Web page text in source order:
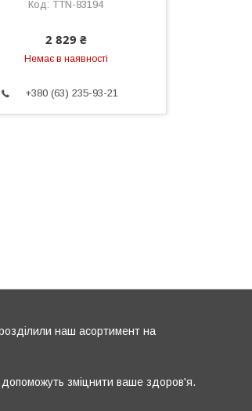
TTN-83194
2 829 ₴
Немає в наявності
+380 (63) 235-93-21
наш асортимент на
допоможуть зміцнити ваше здоров'я.